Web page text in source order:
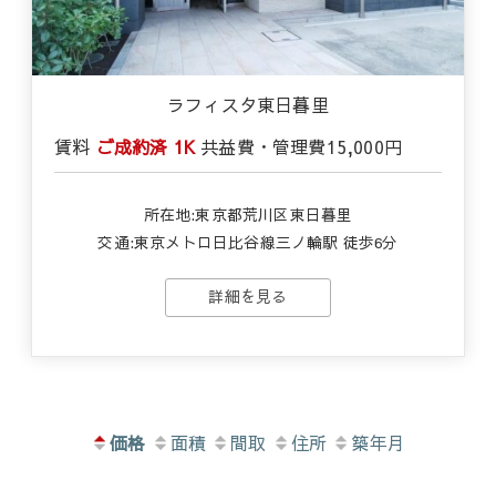
ラフィスタ東日暮里
賃料 ご成約済 1K 共益費・管理費15,000円
所在地:東京都荒川区東日暮里
交通:東京メトロ日比谷線三ノ輪駅 徒歩6分
詳細を見る
価格 面積 間取 住所 築年月